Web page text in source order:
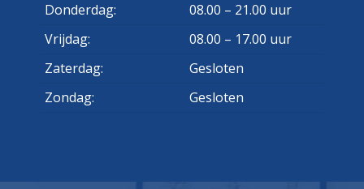
Donderdag:
08.00 – 21.00 uur
Vrijdag:
08.00 – 17.00 uur
Zaterdag:
Gesloten
Zondag:
Gesloten